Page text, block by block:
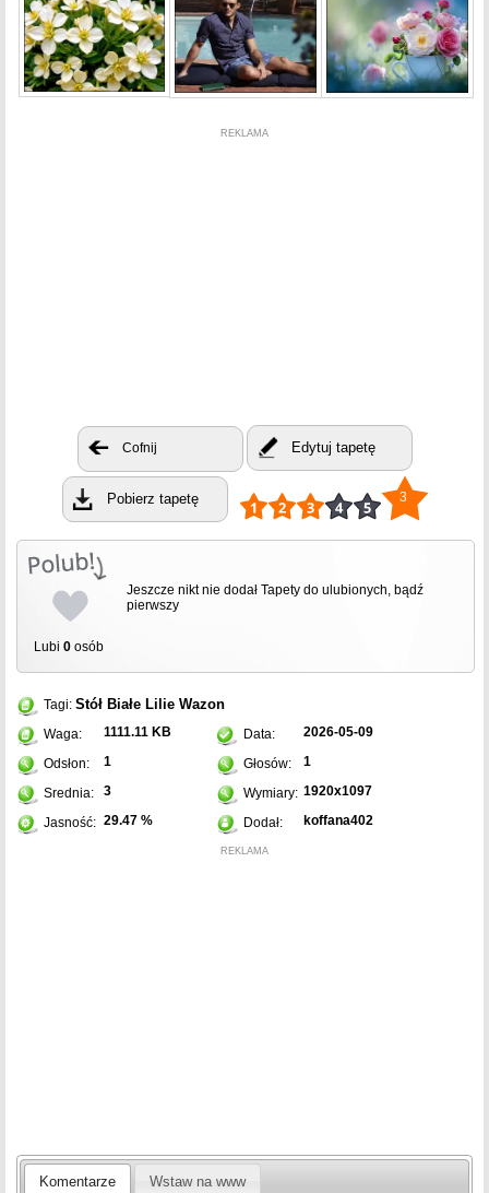
REKLAMA
Cofnij Edytuj tapetę
Pobierz tapetę 3
Lubi 0 osób
Jeszcze nikt nie dodał Tapety do ulubionych, bądź
pierwszy
Tagi: Stół Białe Lilie Wazon
Waga: 1111.11 KB Data: 2026-05-09
Odsłon: 1 Głosów: 1
Srednia: 3 Wymiary: 1920x1097
Jasność: 29.47 % Dodał: koffana402
REKLAMA
Komentarze Wstaw na www